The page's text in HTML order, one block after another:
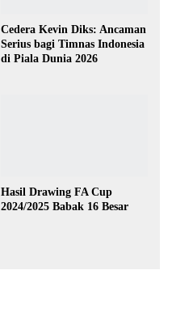
Cedera Kevin Diks: Ancaman
Serius bagi Timnas Indonesia
di Piala Dunia 2026
Hasil Drawing FA Cup
2024/2025 Babak 16 Besar